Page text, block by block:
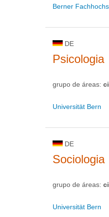
Berner
DE
Psicologia
grupo de áreas:
Universität Bern
DE
Sociologia
grupo de áreas:
Universität Bern